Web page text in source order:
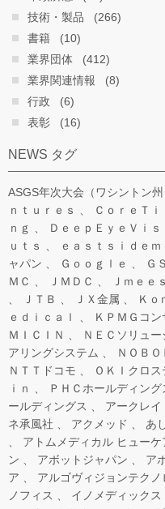
技術・製品
(266)
書籍
(10)
業界団体
(412)
業界関連情報
(8)
行政
(6)
表彰
(16)
NEWS タグ
ASGS年次大会（ワシントン州
ｎｔｕｒｅｓ
ＣｏｒｅＴ
ｎｇ
ＤｅｅｐＥｙｅＶｉｓ
ｕｔｓ
ｅａｓｔｓｉｄｅｍ
ャパン
Ｇｏｏｇｌｅ Ｇ
ＭＣ
ＪＭＤＣ Ｊｍｅｅｓ
ＪＴＢ
ＪＸ金属 Ｋｏ
ｅｄｉｃａｌ
ＫＰＭＧコ
ＭＩＣＩＮ
ＮＥＣソリュ
アリングシステム
ＮＯＢＯ
ＮＴＴドコモ
ＯＫＩクロス
ｉｎ
ＰＨＣホールディング
ールディングス
アークレイ
ネ承風社
アクメッド あ
アトムメディカル ヒューケ
ン
アボットジャパン ア
ア
アルゴヴィジョンテクノ
ノフィス
イノメディックス